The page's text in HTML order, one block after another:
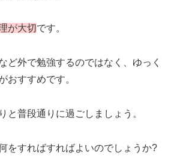
が大切です。
ど外で勉強するのではなく、ゆっく
おすすめです。
と普段通りに過ごしましょう。
をすればすればよいのでしょうか?